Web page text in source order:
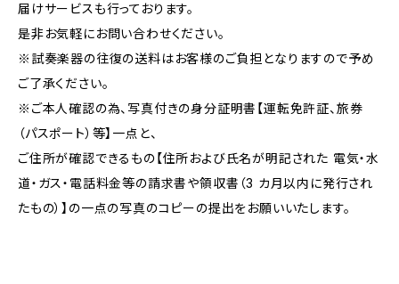
届けサービスも行っております。
是非お気軽にお問い合わせください。
※試奏楽器の往復の送料はお客様のご負担となりますので予め
ご了承ください。
※ご本人確認の為、写真付きの身分証明書【運転免許証、旅券
（パスポート）等】一点と、
ご住所が確認できるもの【住所および氏名が明記された 電気・⽔
道・ガス・電話料⾦等の請求書や領収書（3 カ⽉以内に発⾏され
たもの）】の一点の写真のコピーの提出をお願いいたします。